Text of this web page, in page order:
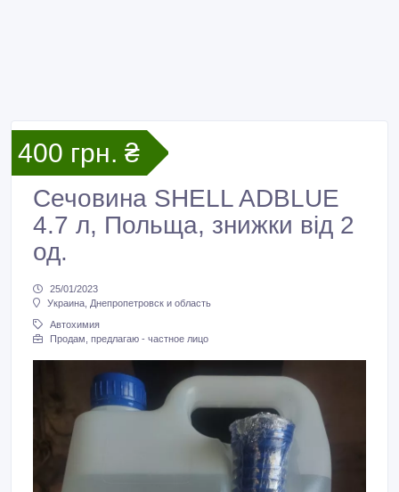
400 грн. ₴
Сечовина SHELL ADBLUE
4.7 л, Польща, знижки від 2
од.
25/01/2023
Украина, Днепропетровск и область
Автохимия
Продам, предлагаю - частное лицо